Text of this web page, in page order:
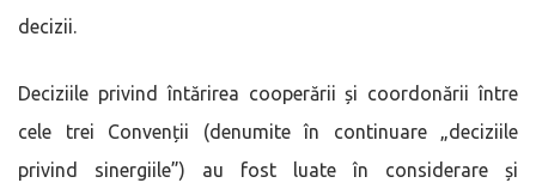
decizii.
Deciziile privind întărirea cooperării și coordonării între
cele trei Convenții (denumite în continuare „deciziile
privind sinergiile”) au fost luate în considerare și